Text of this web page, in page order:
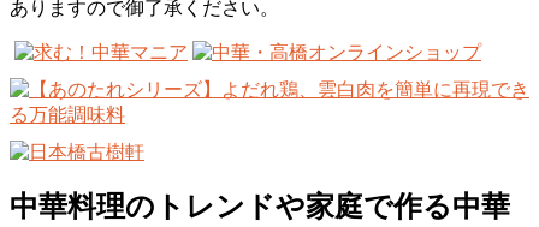
ありますので御了承ください。
中華料理のトレンドや家庭で作る中華